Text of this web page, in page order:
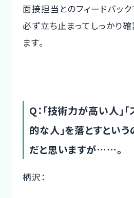
面接担当とのフィードバック
必ず立ち止まってしっかり
ます。
Q：「技術力が高い人」
的な人」を落とすとい
だと思いますが……。
柄沢：